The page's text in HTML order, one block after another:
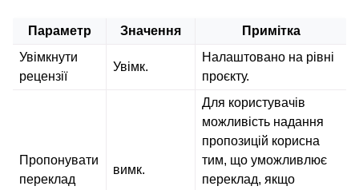
Параметр Значення
Примітка
Увімкнути
рецензії
Увімк.
Налаштовано на рівні
проєкту.
Пропонувати
переклад
вимк.
Для користувачів
можливість надання
пропозицій корисна
тим, що уможливлює
переклад, якщо